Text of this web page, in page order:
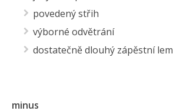
povedený střih
výborné odvětrání
dostatečně dlouhý zápěstní lem
minus